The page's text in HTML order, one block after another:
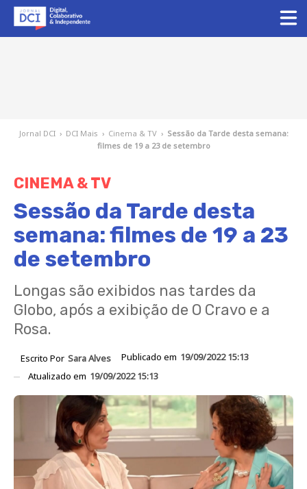
Jornal DCI › DCI Mais › Cinema & TV › Sessão da Tarde desta semana:
filmes de 19 a 23 de setembro
CINEMA & TV
Sessão da Tarde desta
semana: filmes de 19 a 23
de setembro
Longas são exibidos nas tardes da
Globo, após a exibição de O Cravo e a
Rosa.
Escrito Por Sara Alves Publicado em 19/09/2022 15:13
Atualizado em 19/09/2022 15:13